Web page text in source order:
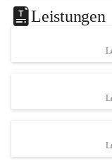
den Bereichen
Beratung, Lager
finden wir eine
office@mayer-
Leistungen